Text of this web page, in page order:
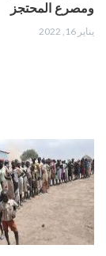
ومصرع المحتجز
يناير 16, 2022